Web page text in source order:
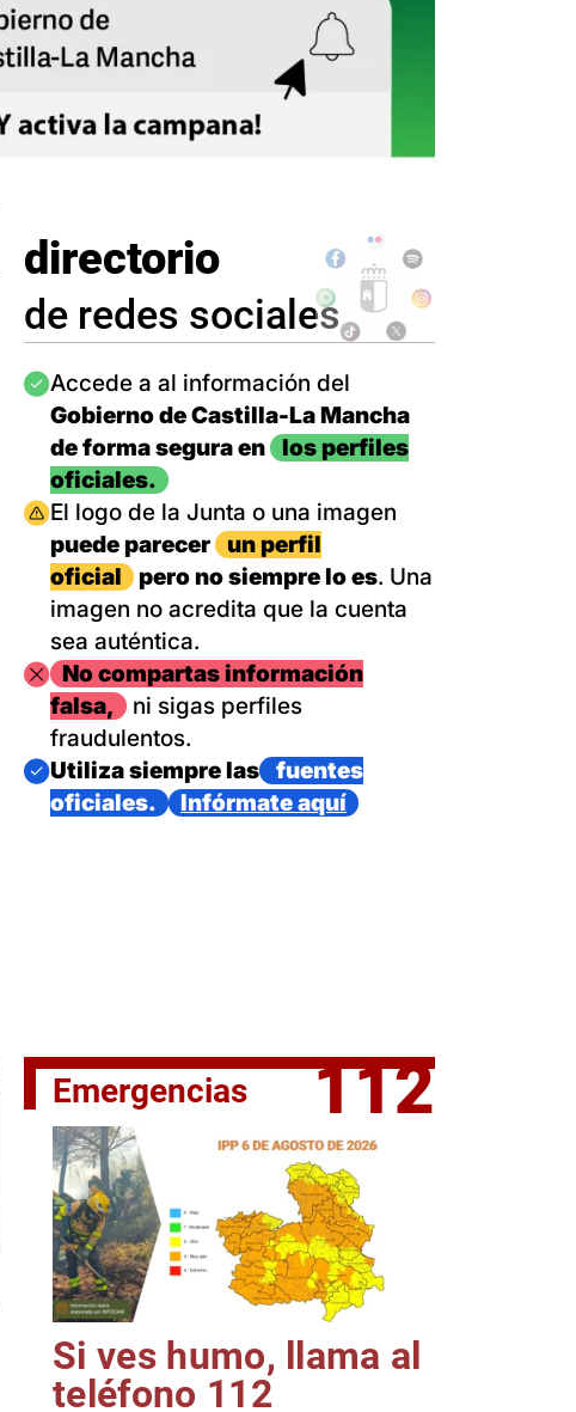
El jefe del Ejecutivo castellanomanchego, Emiliano García-
directorio
de redes sociales
Imagen
Accede a al información del
Gobierno de Castilla-La Mancha
de forma segura en
los perfiles
oficiales.
Imagen
El logo de la Junta o una imagen
puede parecer
un perfil
oficial
pero no siempre lo es. Una
imagen no acredita que la cuenta
sea auténtica.
ImagenNo compartas información
falsa,
ni sigas perfiles
fraudulentos.
Imagen
Utiliza siempre las
fuentes
oficiales.
Infórmate aquí
Emergencias 112
Si ves humo, llama al
teléfono 112